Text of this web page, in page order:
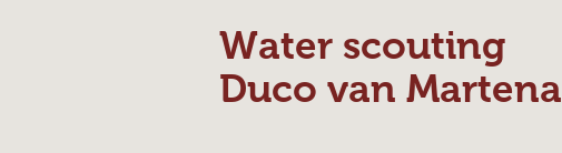
Water scouting
Duco van Martena